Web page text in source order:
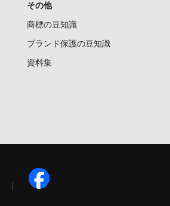
その他
商標の豆知識
ブランド保護の豆知識
資料集